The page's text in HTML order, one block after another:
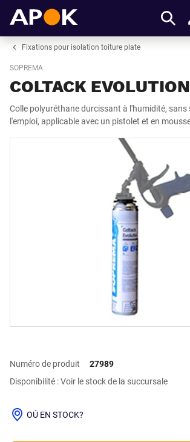
Fixations pour isolation toiture plate
SOPREMA
COLTACK
Colle polyuréthane durcissant à l'humidité, sans
l'emploi, applicable avec un pistolet et en
Numéro de produit
27989
Disponibilité : Voir le stock de la succursale
OÚ EN STOCK?